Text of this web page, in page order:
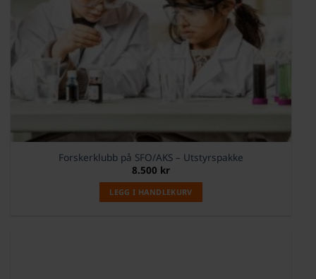
Forskerklubb på SFO/AKS – Utstyrspakke
8.500 kr
LEGG I HANDLEKURV